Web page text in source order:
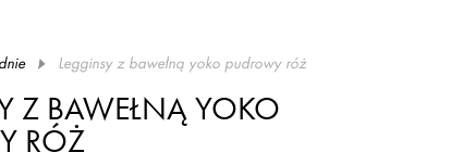
legginsy z bawełną yoko pudrowy róż
Z BAWEŁNĄ YOKO
RÓŻ